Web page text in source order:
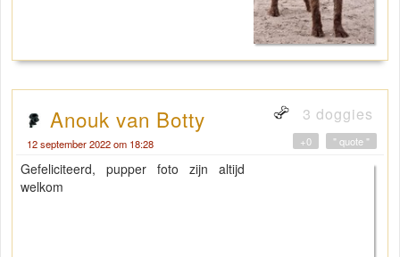
Anouk van Botty 3 doggies
12 september 2022 om 18:28 " quote "
+0
Gefeliciteerd, pupper foto zijn altijd
welkom